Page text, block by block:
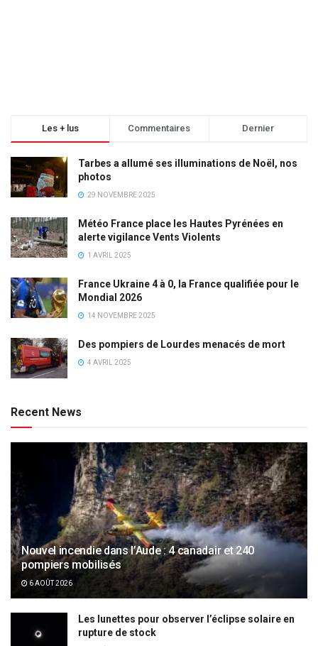
Les + lus Commentaires Dernier
Tarbes a allumé ses illuminations de Noël, nos
photos
29 NOVEMBRE 2025
Météo France place les Hautes Pyrénées en
alerte vigilance Vents Violents
1 AVRIL 2025
France Ukraine 4 à 0, la France qualifiée pour le
Mondial 2026
14 NOVEMBRE 2025
Des pompiers de Lourdes menacés de mort
4 AVRIL 2025
Recent News
Nouvel incendie dans l’Aude : 4 canadair et 240
pompiers mobilisés
6 AOÛT 2026
Les lunettes pour observer l’éclipse solaire en
rupture de stock